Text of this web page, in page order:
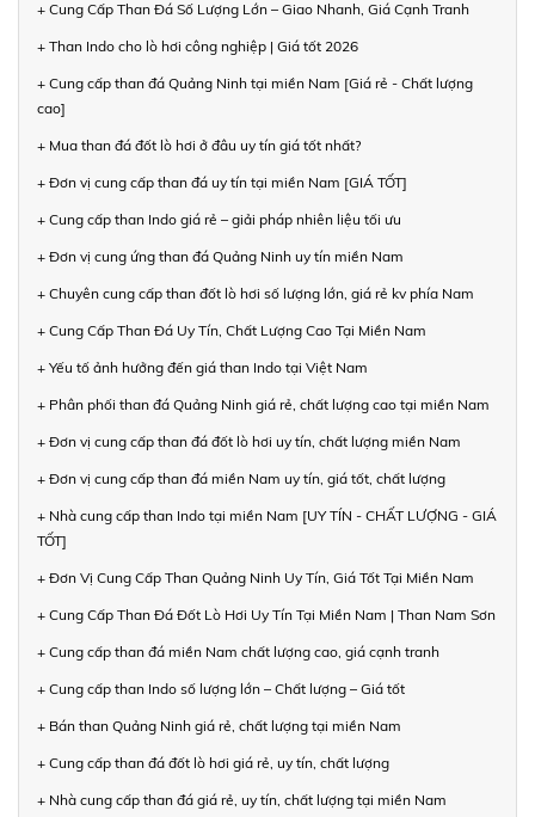
+ Cung Cấp Than Đá Số Lượng Lớn – Giao Nhanh, Giá Cạnh Tranh
+ Than Indo cho lò hơi công nghiệp | Giá tốt 2026
+ Cung cấp than đá Quảng Ninh tại miền Nam [Giá rẻ - Chất lượng
cao]
+ Mua than đá đốt lò hơi ở đâu uy tín giá tốt nhất?
+ Đơn vị cung cấp than đá uy tín tại miền Nam [GIÁ TỐT]
+ Cung cấp than Indo giá rẻ – giải pháp nhiên liệu tối ưu
+ Đơn vị cung ứng than đá Quảng Ninh uy tín miền Nam
+ Chuyên cung cấp than đốt lò hơi số lượng lớn, giá rẻ kv phía Nam
+ Cung Cấp Than Đá Uy Tín, Chất Lượng Cao Tại Miền Nam
+ Yếu tố ảnh hưởng đến giá than Indo tại Việt Nam
+ Phân phối than đá Quảng Ninh giá rẻ, chất lượng cao tại miền Nam
+ Đơn vị cung cấp than đá đốt lò hơi uy tín, chất lượng miền Nam
+ Đơn vị cung cấp than đá miền Nam uy tín, giá tốt, chất lượng
+ Nhà cung cấp than Indo tại miền Nam [UY TÍN - CHẤT LƯỢNG - GIÁ
TỐT]
+ Đơn Vị Cung Cấp Than Quảng Ninh Uy Tín, Giá Tốt Tại Miền Nam
+ Cung Cấp Than Đá Đốt Lò Hơi Uy Tín Tại Miền Nam | Than Nam Sơn
+ Cung cấp than đá miền Nam chất lượng cao, giá cạnh tranh
+ Cung cấp than Indo số lượng lớn – Chất lượng – Giá tốt
+ Bán than Quảng Ninh giá rẻ, chất lượng tại miền Nam
+ Cung cấp than đá đốt lò hơi giá rẻ, uy tín, chất lượng
+ Nhà cung cấp than đá giá rẻ, uy tín, chất lượng tại miền Nam